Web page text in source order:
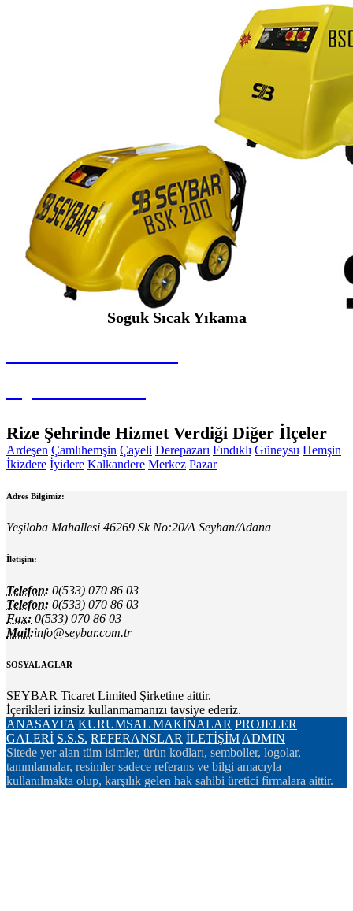
Soguk Sıcak Yıkama
Rize Şehrinde Hizmet Verdiği Diğer İlçeler
Ardeşen Çamlıhemşin Çayeli Derepazarı Fındıklı Güneysu Hemşin
İkizdere İyidere Kalkandere Merkez Pazar
Adres Bilgimiz:
Yeşiloba Mahallesi 46269 Sk No:20/A Seyhan/Adana
İletişim:
Telefon: 0(533) 070 86 03
Telefon: 0(533) 070 86 03
Fax: 0(533) 070 86 03
Mail:info@seybar.com.tr
SOSYAL AGLAR
SEYBAR Ticaret Limited Şirketine aittir.
İçerikleri izinsiz kullanmamanızı tavsiye ederiz.
ANASAYFA KURUMSAL MAKİNALAR PROJELER
GALERİ S.S.S. REFERANSLAR İLETİŞİM ADMIN
Sitede yer alan tüm isimler, ürün kodları, semboller, logolar,
tanımlamalar, resimler sadece referans ve bilgi amacıyla
kullanılmakta olup, karşılık gelen hak sahibi üretici firmalara aittir.